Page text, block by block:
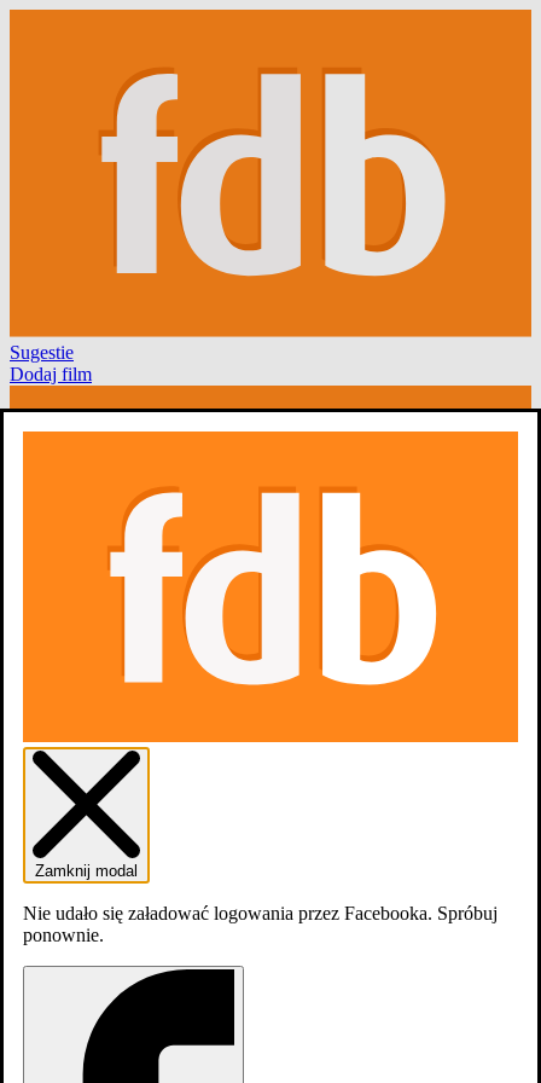
Sugestie
Dodaj film
Zaloguj sięZałóź konto
Zamknij modal
Nie udało się załadować logowania przez Facebooka. Spróbuj
ponownie.